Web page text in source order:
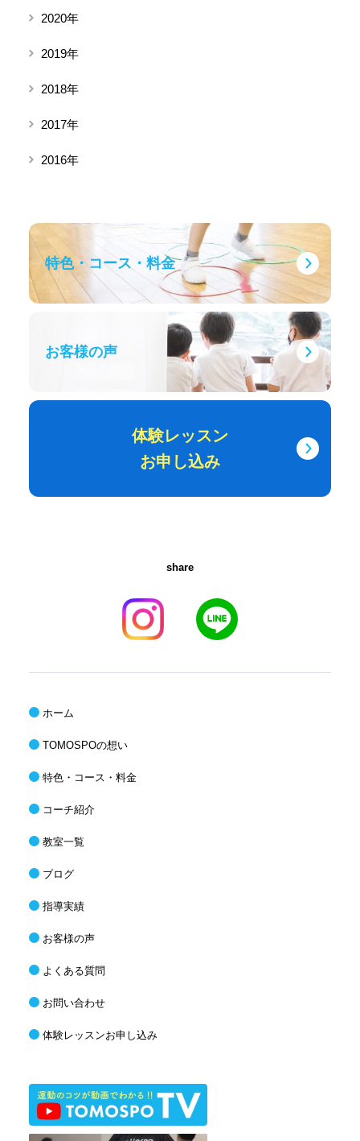
2020年
2019年
2018年
2017年
2016年
特色・コース・料金
お客様の声
体験レッスン
お申し込み
share
ホーム
TOMOSPOの想い
特色・コース・料金
コーチ紹介
教室一覧
ブログ
指導実績
お客様の声
よくある質問
お問い合わせ
体験レッスンお申し込み